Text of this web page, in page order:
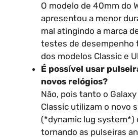
O modelo de 40mm do
apresentou a menor
mal atingindo a marca
testes de desempenho
dos modelos Classic e
É possível usar
novos relógios?
Não, pois tanto o
Classic utilizam o novo
(*dynamic lug system*)
tornando as pulseiras